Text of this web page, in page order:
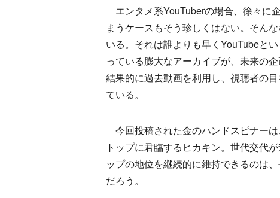
エンタメ系YouTuberの場合、徐々に
まうケースもそう珍しくはない。そん
いる。それは誰よりも早くYouTubeと
っている膨大なアーカイブが、未来の
結果的に過去動画を利用し、視聴者の
ている。
今回投稿された金のハンドスピナー
トップに君臨するヒカキン。世代交代
ップの地位を継続的に維持できるのは
だろう。